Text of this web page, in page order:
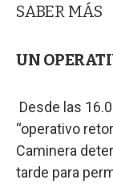
SABER MÁS
UN
Desde las
“operativo
Caminera
tarde para